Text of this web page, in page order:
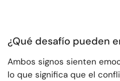
¿Qué desafío pueden
Ambos signos sienten
lo que significa que el